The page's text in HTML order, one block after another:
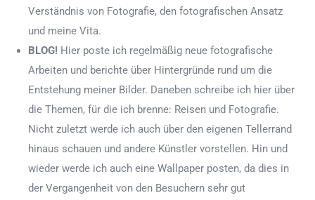
Verständnis von Fotografie, den fotografischen Ansatz
und meine Vita.
BLOG! Hier poste ich regelmäßig neue fotografische
Arbeiten und berichte über Hintergründe rund um die
Entstehung meiner Bilder. Daneben schreibe ich hier über
die Themen, für die ich brenne: Reisen und Fotografie.
Nicht zuletzt werde ich auch über den eigenen Tellerrand
hinaus schauen und andere Künstler vorstellen. Hin und
wieder werde ich auch eine Wallpaper posten, da dies in
der Vergangenheit von den Besuchern sehr gut